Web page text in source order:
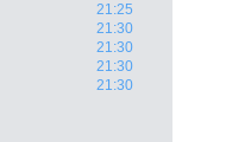
21:25
21:30
21:30
21:30
21:30